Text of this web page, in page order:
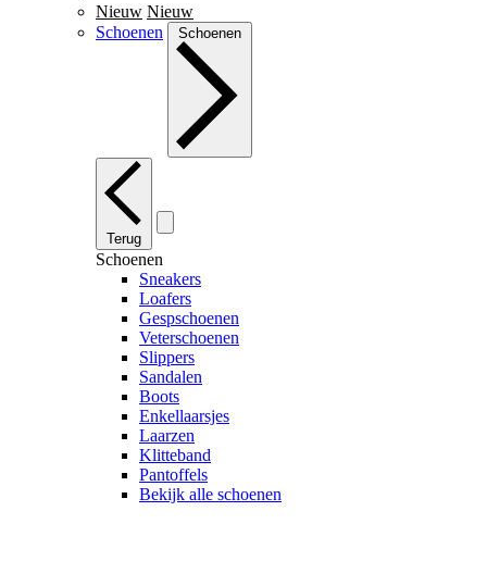
Nieuw Nieuw
Schoenen
Schoenen
Terug
Schoenen
Sneakers
Loafers
Gespschoenen
Veterschoenen
Slippers
Sandalen
Boots
Enkellaarsjes
Laarzen
Klitteband
Pantoffels
Bekijk alle schoenen